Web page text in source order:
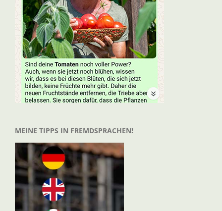
MEINE TIPPS IN FREMDSPRACHEN!